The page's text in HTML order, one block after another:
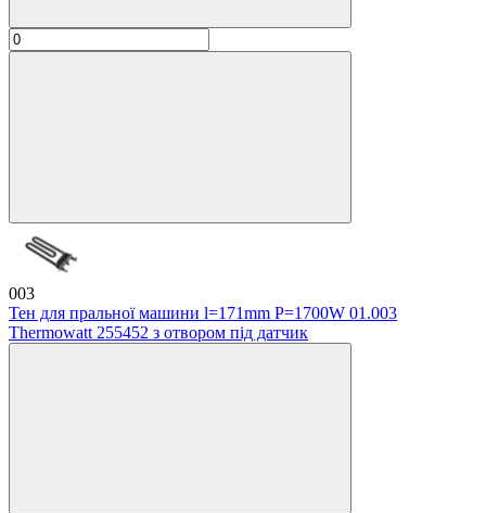
003
Тен для пральної машини l=171mm P=1700W 01.003
Thermowatt 255452 з отвором під датчик